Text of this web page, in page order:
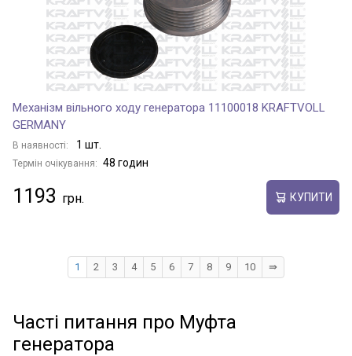
Механізм вільного ходу генератора 11100018 KRAFTVOLL
GERMANY
В наявності: 1 шт.
Термін очікування: 48 годин
1193 КУПИТИ
1 2 3 4 5 6 7 8 9 10 ⇛
Часті питання про Муфта
генератора